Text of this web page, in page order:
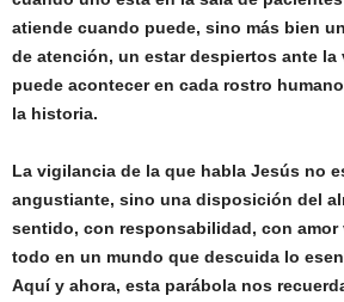
atiende cuando puede, sino más bien
de atención, un estar despiertos ante la
puede acontecer en cada rostro
la historia.
La vigilancia de la que habla Jesús no
angustiante, sino una disposición del
sentido, con responsabilidad, con amor
todo en un mundo que descuida lo
Aquí y ahora, esta parábola nos